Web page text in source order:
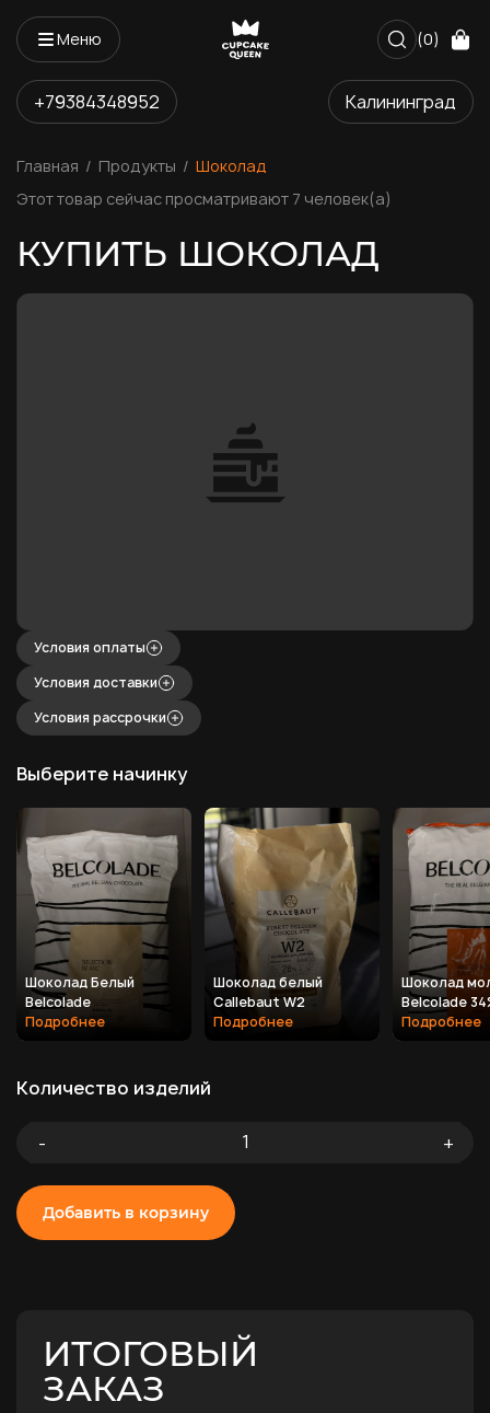
Меню
+79384348952 Калининград
(0)
Главная Продукты
Шоколад
Этот товар сейчас просматривают 7 человек(а)
КУПИТЬ ШОКОЛАД
Условия оплаты
Условия доставки
Условия рассрочки
Выберите начинку
Шоколад Белый
Belcolade
Подробнее
Шоколад белый
Callebaut W2
Подробнее
Шоколад
Belcolade
Подробнее
Количество изделий
- +
Добавить в корзину
ИТОГОВЫЙ
ЗАКАЗ